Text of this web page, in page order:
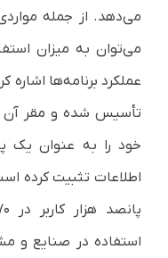
می‌توان به میزان
تأسیس شده و مقر آن
خود را به عنوان یک
استفاده در صنایع و